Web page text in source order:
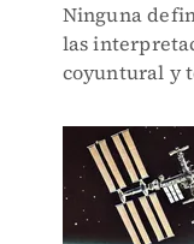
Ninguna
las
coyuntural y